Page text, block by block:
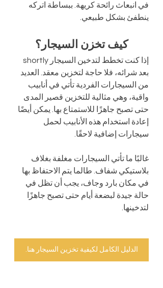
في انبعاث رائحة كريهة. ببساطة اتركه
ينطفئ بشكل طبيعي.
كيف تخزن السيجار؟
بعد شرائه، فلا حاجة لتخزين معقد. العديد
من السيجارات الفردية تأتي في أنابيب
واقية، وهي مثالية للتخزين قصير المدى
حتى تصبح جاهزًا للاستمتاع بها. يمكن أيضًا
إعادة استخدام هذه الأنابيب لحمل
سيجارات إضافية لاحقًا.
غالبًا ما تأتي السيجارات مغلفة بغلاف
بلاستيكي شفاف. طالما يتم الاحتفاظ بها
في مكان بارد وجاف، يجب أن تظل في
حالة جيدة لبضعة أيام حتى تصبح جاهزًا
لتدخينها.
الدليل الكامل لكيفية تخزين السيجار هنا.